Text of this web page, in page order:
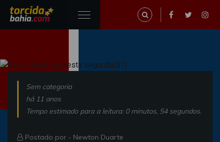
Sem categoria
há 11 anos
Tempo estimado para a leitura: 0 minutos, 54 segundos.
Postado por - Newton Duarte